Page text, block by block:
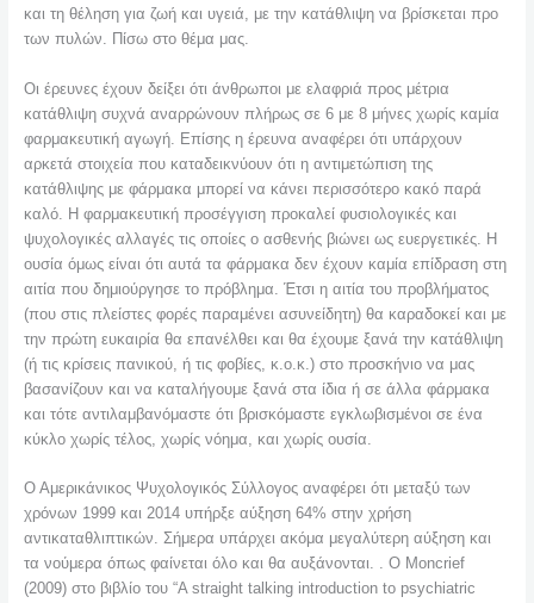
και τη θέληση για ζωή και υγειά, με την κατάθλιψη να βρίσκεται προ
των πυλών. Πίσω στο θέμα μας.
Οι έρευνες έχουν δείξει ότι άνθρωποι με ελαφριά προς μέτρια
κατάθλιψη συχνά αναρρώνουν πλήρως σε 6 με 8 μήνες χωρίς καμία
φαρμακευτική αγωγή. Επίσης η έρευνα αναφέρει ότι υπάρχουν
αρκετά στοιχεία που καταδεικνύουν ότι η αντιμετώπιση της
κατάθλιψης με φάρμακα μπορεί να κάνει περισσότερο κακό παρά
καλό. H φαρμακευτική προσέγγιση προκαλεί φυσιολογικές και
ψυχολογικές αλλαγές τις οποίες ο ασθενής βιώνει ως ευεργετικές. Η
ουσία όμως είναι ότι αυτά τα φάρμακα δεν έχουν καμία επίδραση στη
αιτία που δημιούργησε το πρόβλημα. Έτσι η αιτία του προβλήματος
(που στις πλείστες φορές παραμένει ασυνείδητη) θα καραδοκεί και με
την πρώτη ευκαιρία θα επανέλθει και θα έχουμε ξανά την κατάθλιψη
(ή τις κρίσεις πανικού, ή τις φοβίες, κ.ο.κ.) στο προσκήνιο να μας
βασανίζουν και να καταλήγουμε ξανά στα ίδια ή σε άλλα φάρμακα
και τότε αντιλαμβανόμαστε ότι βρισκόμαστε εγκλωβισμένοι σε ένα
κύκλο χωρίς τέλος, χωρίς νόημα, και χωρίς ουσία.
Ο Αμερικάνικος Ψυχολογικός Σύλλογος αναφέρει ότι μεταξύ των
χρόνων 1999 και 2014 υπήρξε αύξηση 64% στην χρήση
αντικαταθλιπτικών. Σήμερα υπάρχει ακόμα μεγαλύτερη αύξηση και
τα νούμερα όπως φαίνεται όλο και θα αυξάνονται. . Ο Moncrief
(2009) στο βιβλίο του “A straight talking introduction to psychiatric